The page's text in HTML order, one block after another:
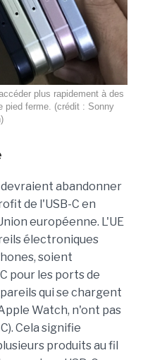
plus rapidement à des
pied ferme. (crédit : Sonny
devraient abandonner
de l'USB-C en
européenne. L'UE
électroniques
soient
pour les ports de
qui se chargent
Watch, n'ont pas
Cela signifie
produits au fil